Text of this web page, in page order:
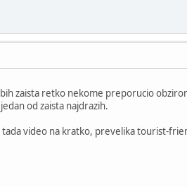
zaista retko nekome preporucio
od zaista najdrazih.
video na kratko, prevelika tourist-